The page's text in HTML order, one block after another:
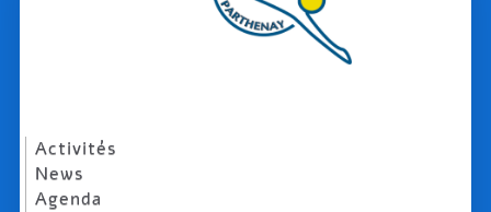
Activités
News
Agenda